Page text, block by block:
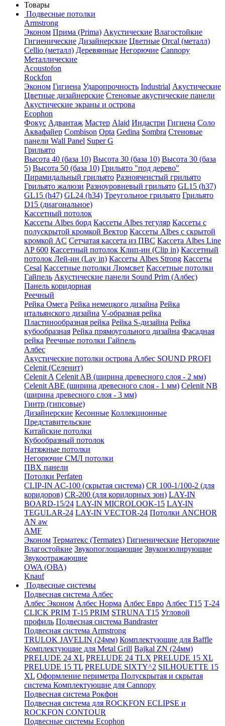
Товары
Подвесные потолки
Armstrong
Эконом Прима (Prima) Акустические Влагостойкие
Гигиенические Дизайнерские Цветные Orcal (металл)
Cellio (металл) Деревянные Негорючие Cannopy
Металлические
Acoustofon
Rockfon
Эконом Гигиена Ударопрочность Industrial Акустические
Цветные дизайнерские Стеновые акустические панели
Акустические экраны и острова
Ecophon
Фокус Адвантаж Мастер Alaid Индастри Гигиена Соло
Аквафайер Combison Opta Gedina Sombra Стеновые
панели Wall Panel Super G
Грильято
Высота 40 (база 10) Высота 30 (база 10) Высота 30 (база
5) Высота 50 (база 10) Грильято "под дерево"
Пирамидальный грильято Разноячеистый грильято
Грильято жалюзи Разноуровневый грильято GL15 (h37)
GL15 (h47) GL24 (h34) Треугольное грильято Грильято
D15 (диагональное)
Кассетный потолок
Кассеты Albes борд Кассеты Albes тегуляр Кассеты с
полускрытой кромкой Вектор Кассеты Albes с скрытой
кромкой AC Сетчатая кассета из ПВС Кассета Albes Line
AP 600 Кассетный потолок Клип-ин (Clip in) Кассетный
потолок Лей-ин (Lay in) Кассеты Albes Strong Кассеты
Cesal Кассетные потолки Люмсвет Кассетные потолки
Гайпель Акустические панели Sound Prim (Албес)
Панель коридорная
Реечный
Рейка Омега Рейка немецкого дизайна Рейка
итальянского дизайна V-образная рейка
Пластинообразная рейка Рейка S-дизайна Рейка
кубообразная Рейка прямоугольного дизайна Фасадная
рейка Реечные потолки Гайпель
Албес
Акустические потолки острова Албес SOUND PROFI
Celenit (Селенит)
Celenit A Celenit AB (ширина древесного слоя - 2 мм)
Celenit ABE (ширина древесного слоя - 1 мм) Celenit NB
(ширина древесного слоя - 3 мм)
Гинтр (гипсовые)
Дизайнерские Кесонные Коллекционные
Представительские
Китайские потолки
Кубообразный потолок
Натяжные потолки
Негорючие СМЛ потолки
ПВХ панели
Потолки Perfaten
CLIP-IN AC-100 (скрытая система) CR 100-1/100-2 (для
коридоров) CR-200 (для коридорных зон) LAY-IN
BOARD-15/24 LAY-IN MICROLOOK-15 LAY-IN
TEGULAR-24 LAY-IN VECTOR-24 Потолки ANCHOR
AN aw
AMF
Эконом Терматекс (Termatex) Гигиенические Негорючие
Влагостойкие Звукопоглощающие Звукоизолирующие
Звукоотражающие
OWA (ОВА)
Knauf
Подвесные системы
Подвесная система Албес
Албес Эконом Албес Норма Албес Евро Албес T15 Т-24
CLICK PRIM Т-15 PRIM STRUNA Т15 Угловой
профиль Подвесная система Bandraster
Подвесная система Armstrong
TRULOK JAVELIN (24мм) Комплектующие для Baffle
Комплектующие для Metal Grill Bajkal ZN (24мм)
PRELUDE 24 XL PRELUDE 24 TLX PRELUDE 15 XL
PRELUDE 15 TL PRELUDE SIXTY^2 SILHOUETTE 15
XL Оформление периметра Полускрытая и скрытая
система Комплектующие для Cannopy
Подвесная система Рокфон
Подвесная система для ROCKFON ECLIPSE и
ROCKFON CONTOUR
Подвесные системы Ecophon